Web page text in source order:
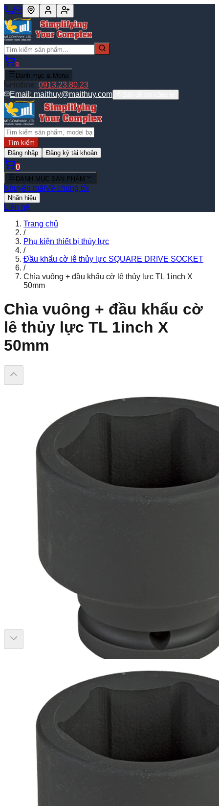
0
Danh mục & Menu
Hotline: 0913.23.80.23
Email: maithuy@maithuy.com
Tìm kiếm
Đăng nhập
Đăng ký tài khoản
0
DANH MỤC SẢN PHẨM
Khuyến mãiVề chúng tôi
Nhãn hiệu
Liên hệ
Trang chủ
/
Phụ kiện thiết bị thủy lực
/
Đầu khẩu cờ lê thủy lực SQUARE DRIVE SOCKET
/
Chìa vuông + đầu khẩu cờ lê thủy lực TL 1inch X
50mm
Chìa vuông + đầu khẩu cờ
lê thủy lực TL 1inch X
50mm